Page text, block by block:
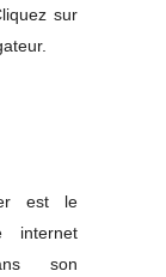
sur
est le
internet
son